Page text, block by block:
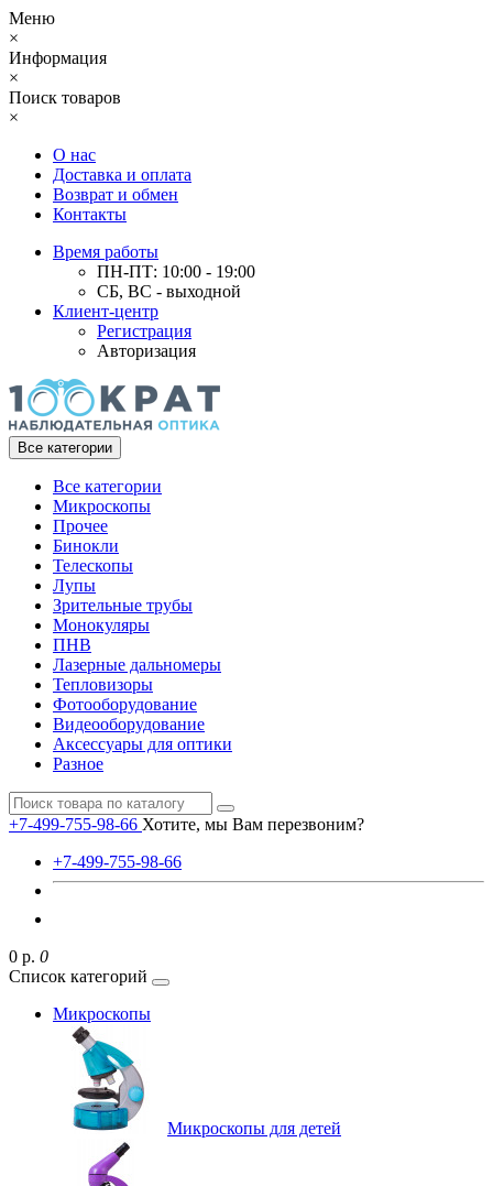
Меню
×
Информация
×
Поиск товаров
×
О нас
Доставка и оплата
Возврат и обмен
Контакты
Время работы
ПН-ПТ: 10:00 - 19:00
СБ, ВС - выходной
Клиент-центр
Регистрация
Авторизация
Все категории
Все категории
Микроскопы
Прочее
Бинокли
Телескопы
Лупы
Зрительные трубы
Монокуляры
ПНВ
Лазерные дальномеры
Тепловизоры
Фотооборудование
Видеооборудование
Аксессуары для оптики
Разное
+7-499-755-98-66 Хотите, мы Вам перезвоним?
+7-499-755-98-66
0 р. 0
Список категорий
Микроскопы
Микроскопы для детей